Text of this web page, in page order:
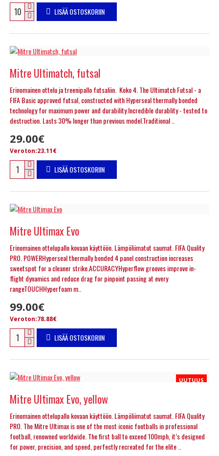
LISÄÄ OSTOSKORIIN
Mitre Ultimatch, futsal
Erinomainen ottelu ja treenipallo futsaliin. Koko 4. The Ultimatch Futsal - a
FIFA Basic approved futsal, constructed with Hyperseal thermally bonded
technology for maximum power and durability.Incredible durablity - tested to
destruction. Lasts 30% longer than previous model.Traditional ..
29.00€
Veroton:23.11€
LISÄÄ OSTOSKORIIN
Mitre Ultimax Evo
Erinomainen ottelupallo kovaan käyttöön. Lämpöliimatut saumat. FIFA Quality
PRO. POWERHyperseal thermally bonded 4 panel construction increases
sweetspot for a cleaner strike.ACCURACYHyperflow grooves improve in-
flight dynamics and reduce drag for pinpoint passing at every
rangeTOUCHHyperfoam m..
99.00€
Veroton:78.88€
LISÄÄ OSTOSKORIIN
UUTUUS
Mitre Ultimax Evo, yellow
Erinomainen ottelupallo kovaan käyttöön. Lämpöliimatut saumat. FIFA Quality
PRO. The Mitre Ultimax is one of the most iconic footballs in professional
football, renowned worldwide. The first ball to exceed 100mph, it’s designed
for power, precision, and speed, perfectly recreated for the elite ..